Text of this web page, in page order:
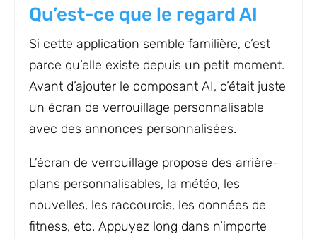
Qu’est-ce que le regard AI
Si cette application semble familière, c’est
parce qu’elle existe depuis un petit moment.
Avant d’ajouter le composant AI, c’était juste
un écran de verrouillage personnalisable
avec des annonces personnalisées.
L’écran de verrouillage propose des arrière-
plans personnalisables, la météo, les
nouvelles, les raccourcis, les données de
fitness, etc. Appuyez long dans n’importe